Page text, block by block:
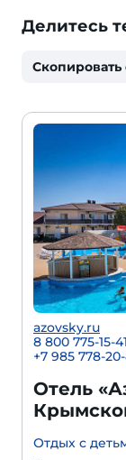
Делитесь
Скопировать
azovsky.ru
8 800 775-15-41
+7 985 778-
Отель
Отдых с